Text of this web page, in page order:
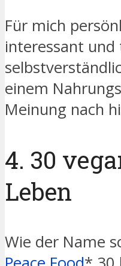
Für mich
interessant und
einem
Meinung nach
4. 30
Leben
Wie der Name